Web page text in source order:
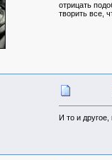
отрицать
творить все,
И то и